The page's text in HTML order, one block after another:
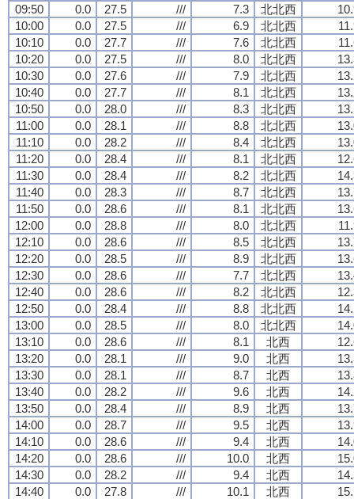
09:50
0.0 27.5 /// 7.3 北北西
10:00
0.0 27.5 /// 6.9 北北西
10:10
0.0 27.7 /// 7.6 北北西
10:20
0.0 27.5 /// 8.0 北北西
10:30
0.0 27.6 /// 7.9 北北西
10:40
0.0 27.7 /// 8.1 北北西
10:50
0.0 28.0 /// 8.3 北北西
11:00
0.0 28.1 /// 8.8 北北西
11:10
0.0 28.2 /// 8.4 北北西
11:20
0.0 28.4 /// 8.1 北北西
11:30
0.0 28.4 /// 8.2 北北西
11:40
0.0 28.3 /// 8.7 北北西
11:50
0.0 28.6 /// 8.1 北北西
12:00
0.0 28.8 /// 8.0 北北西
12:10
0.0 28.6 /// 8.5 北北西
12:20
0.0 28.5 /// 8.9 北北西
12:30
0.0 28.6 /// 7.7 北北西
12:40
0.0 28.6 /// 8.2 北北西
12:50
0.0 28.4 /// 8.8 北北西
13:00
0.0 28.5 /// 8.0 北北西
13:10
0.0 28.6 /// 8.1 北西
13:20
0.0 28.1 /// 9.0 北西
13:30
0.0 28.1 /// 8.7 北西
13:40
0.0 28.2 /// 9.6 北西
13:50
0.0 28.4 /// 8.9 北西
14:00
0.0 28.7 /// 9.5 北西
14:10
0.0 28.6 /// 9.4 北西
14:20
0.0 28.6 /// 10.0 北西
14:30
0.0 28.2 /// 9.4 北西
14:40
0.0 27.8 /// 10.1 北西